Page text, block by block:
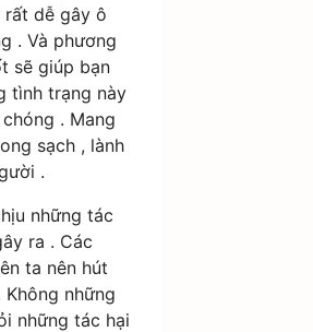
dễ gây ô
. Và phương
sẽ giúp bạn
tình trạng này
. Mang
sạch , lành
.
những tác
ra . Các
ta nên hút
những
những tác hại